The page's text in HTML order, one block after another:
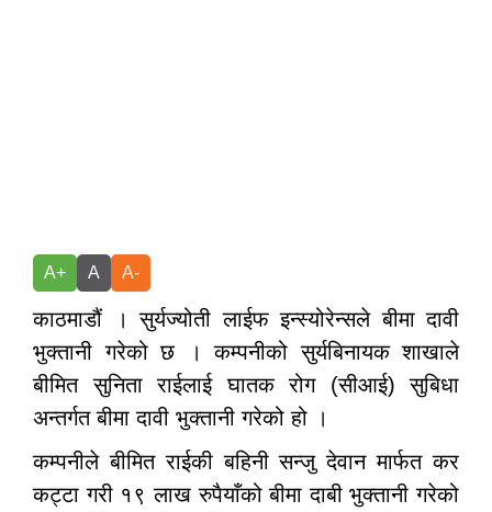
A+ A A-
काठमाडौं । सुर्यज्योती लाईफ इन्स्योरेन्सले बीमा दावी
भुक्तानी गरेको छ । कम्पनीको सुर्यबिनायक शाखाले
बीमित सुनिता राईलाई घातक रोग (सीआई) सुबिधा
अन्तर्गत बीमा दावी भुक्तानी गरेको हो ।
कम्पनीले बीमित राईकी बहिनी सन्जु देवान मार्फत कर
कट्टा गरी १९ लाख रुपैयाँको बीमा दाबी भुक्तानी गरेको